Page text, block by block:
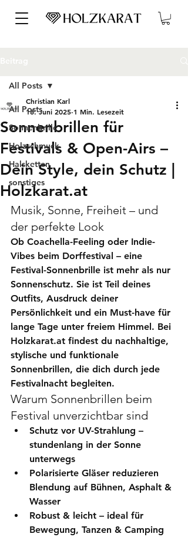
All Posts
Sonnenbrille
Holzschmuck
Halsketten
sonstiges
All Posts
Sonnenbrillen für
Festivals & Open-Airs –
Dein Style, dein Schutz |
Holzkarat.at
Christian Karl
18. Juni 2025 1 Min. Lesezeit
Musik, Sonne, Freiheit – und
der perfekte Look
Ob Coachella-Feeling oder Indie-
Vibes beim Dorffestival – eine
Festival-Sonnenbrille ist mehr als nur
Sonnenschutz. Sie ist Teil deines
Outfits, Ausdruck deiner
Persönlichkeit und ein Must-have für
lange Tage unter freiem Himmel. Bei
Holzkarat.at findest du nachhaltige,
stylische und funktionale
Sonnenbrillen, die dich durch jede
Festivalnacht begleiten.
Warum Sonnenbrillen beim
Festival unverzichtbar sind
Schutz vor UV-Strahlung –
stundenlang in der Sonne
unterwegs
Polarisierte Gläser reduzieren
Blendung auf Bühnen, Asphalt &
Wasser
Robust & leicht – ideal für
Bewegung, Tanzen & Camping